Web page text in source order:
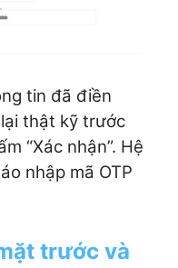
tin đã điền
thật kỹ trước
“Xác nhận”. Hệ
nhập mã OTP
trước và